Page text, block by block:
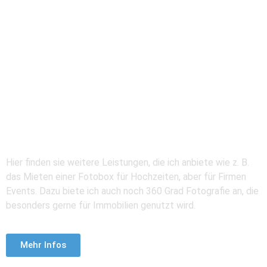
Hier finden sie weitere Leistungen, die ich anbiete wie z. B.
das Mieten einer Fotobox für Hochzeiten, aber für Firmen
Events. Dazu biete ich auch noch 360 Grad Fotografie an, die
besonders gerne für Immobilien genutzt wird.
Mehr Infos